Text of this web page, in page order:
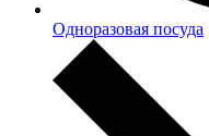
Одноразовая посуда